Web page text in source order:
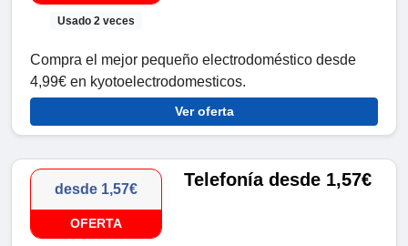
Usado 2 veces
Compra el mejor pequeño electrodoméstico desde
4,99€ en kyotoelectrodomesticos.
Ver oferta
desde 1,57€
OFERTA
Telefonía desde 1,57€